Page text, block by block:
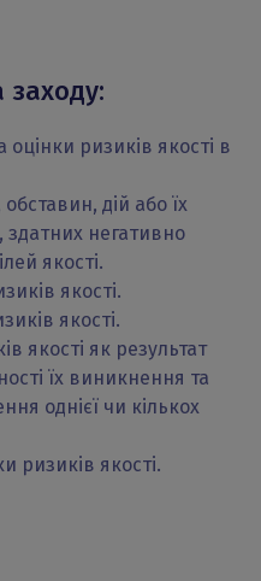
оцінки ризиків якості в
дій або їх
здатних негативно
якості.
якості.
якості.
якості як результат
їх виникнення та
однієї чи кількох
ризиків якості.